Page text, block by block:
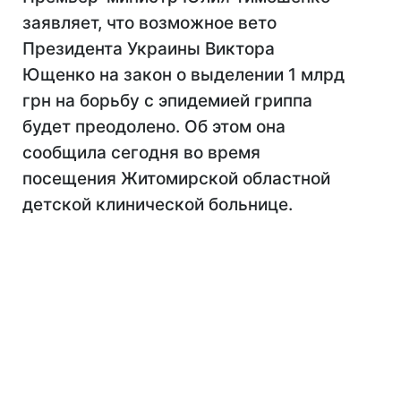
заявляет, что возможное вето
Президента Украины Виктора
Ющенко на закон о выделении 1 млрд
грн на борьбу с эпидемией гриппа
будет преодолено. Об этом она
сообщила сегодня во время
посещения Житомирской областной
детской клинической больнице.